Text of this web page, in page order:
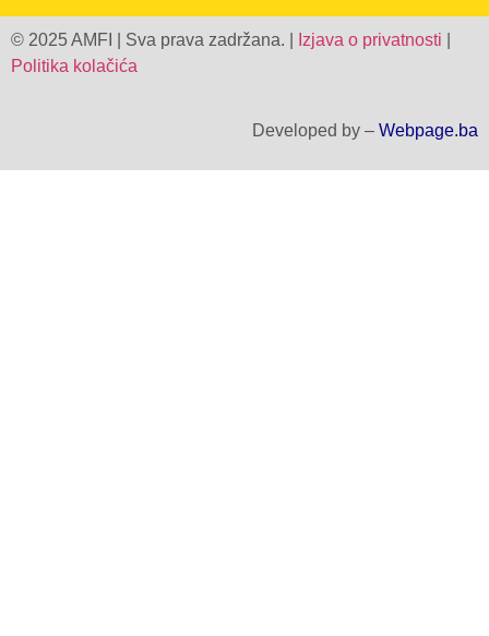
© 2025 AMFI | Sva prava zadržana. | Izjava o privatnosti
Politika kolačića
Developed by – Webpage.ba